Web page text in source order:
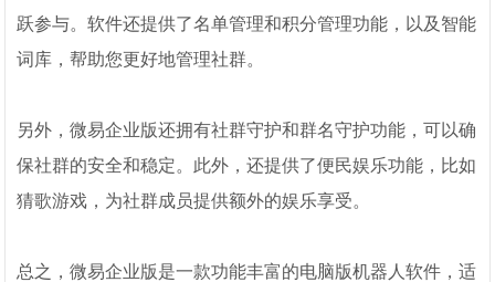
跃参与。软件还提供了名单管理和积分管理功能，以及智能
词库，帮助您更好地管理社群。
另外，微易企业版还拥有社群守护和群名守护功能，可以确
保社群的安全和稳定。此外，还提供了便民娱乐功能，比如
猜歌游戏，为社群成员提供额外的娱乐享受。
总之，微易企业版是一款功能丰富的电脑版机器人软件，适